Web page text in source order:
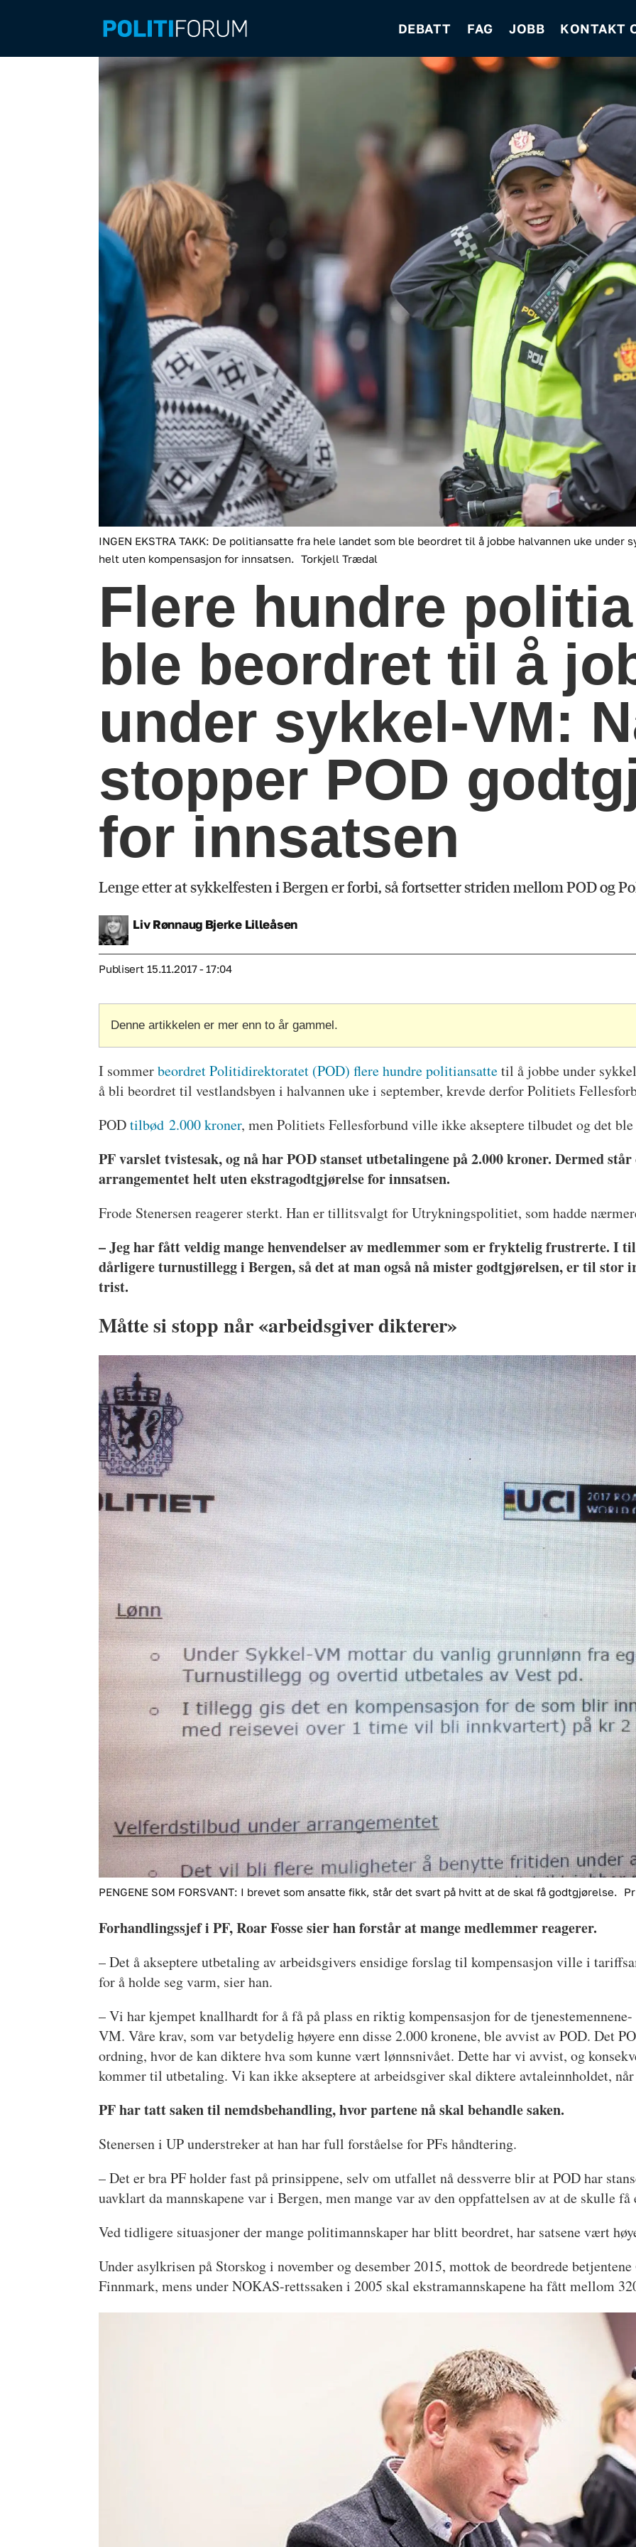
DEBATT FAG JOBB KONTAKT
INGEN EKSTRA TAKK: De politiansatte fra hele landet som ble beordret til å jobbe halvannen uke under
helt uten kompensasjon for innsatsen. Torkjell Trædal
Flere hundre
ble beordret til å
under sykkel-VM:
stopper POD
for innsatsen
Lenge etter at sykkelfesten i Bergen er forbi, så fortsetter striden mellom POD og
Liv Rønnaug Bjerke Lilleåsen
Publisert 15.11.2017 - 17:04
Denne artikkelen er mer enn to år gammel.
I sommerbeordret Politidirektoratet (POD) flere hundre politiansattetil å jobbe under
å bli beordret til vestlandsbyen i halvannen uke i september, krevde derfor Politiets
PODtilbød 2.000 kroner, men Politiets Fellesforbund ville ikke akseptere tilbudet og det
PF varslet tvistesak, og nå har POD stanset utbetalingene på 2.000 kroner. Dermed
arrangementet helt uten ekstragodtgjørelse for innsatsen.
Frode Stenersen reagerer sterkt. Han er tillitsvalgt for Utrykningspolitiet, som hadde
– Jeg har fått veldig mange henvendelser av medlemmer som er fryktelig frustrerte. I
dårligere turnustillegg i Bergen, så det at man også nå mister godtgjørelsen, er til
trist.
Måtte si stopp når «arbeidsgiver dikterer»
PENGENE SOM FORSVANT: I brevet som ansatte fikk, står det svart på hvitt at de skal få godtgjørelse.
Forhandlingssjef i PF, Roar Fossesier han forstår at mange medlemmer reagerer.
– Det å akseptere utbetaling av arbeidsgivers ensidige forslag til kompensasjon ville i
for å holde seg varm, sier han.
– Vi har kjempet knallhardt for å få på plass en riktig kompensasjon for de
VM. Våre krav, som var betydelig høyere enn disse 2.000 kronene, ble avvist av POD. Det
ordning, hvor de kan diktere hva som kunne vært lønnsnivået. Dette har vi avvist, og
kommer til utbetaling. Vi kan ikke akseptere at arbeidsgiver skal diktere avtaleinnholdet,
PF har tatt saken til nemdsbehandling, hvor partene nå skal behandle saken.
Stenersen i UP understreker at han har full forståelse for PFs håndtering.
– Det er bra PF holder fast på prinsippene, selv om utfallet nå dessverre blir at POD har
uavklart da mannskapene var i Bergen, men mange var av den oppfattelsen av at de skulle
Ved tidligere situasjoner der mange politimannskaper har blitt beordret, har satsene vært
Under asylkrisen på Storskog i november og desember 2015, mottok de beordrede
Finnmark, mens under NOKAS-rettssaken i 2005 skal ekstramannskapene ha fått mellom